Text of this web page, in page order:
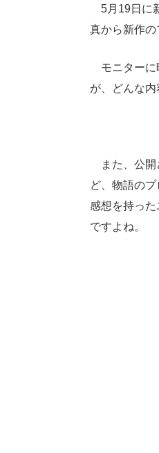
5月19日に
真から新作の
モニターに
が、どんな内
また、公開
ど、物語の
感想を持っ
ですよね。